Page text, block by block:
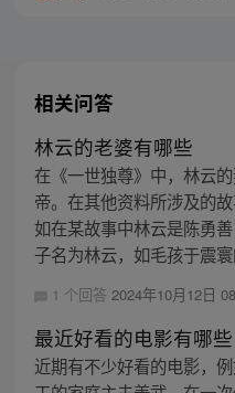
相关问答
林云的老婆有哪些
在《一世独尊》中，林云
帝。在其他资料所涉及的
如在某故事中林云是陈勇
子名为林云，如毛孩于震寰
1 个回答 2024年10月12日
最近好看的电影有哪些
近期有不少好看的电影，